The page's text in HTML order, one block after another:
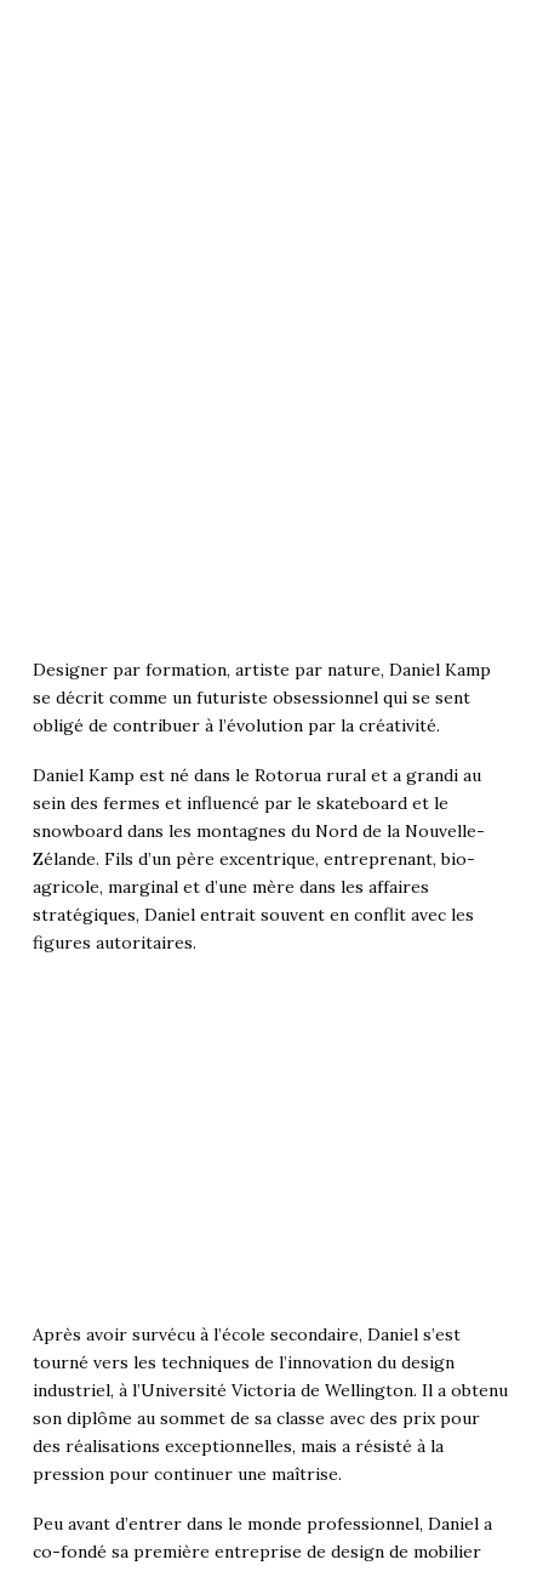
Designer par formation, artiste par nature, Daniel Kamp
se décrit comme un futuriste obsessionnel qui se sent
obligé de contribuer à l’évolution par la créativité.
Daniel Kamp est né dans le Rotorua rural et a grandi au
sein des fermes et influencé par le skateboard et le
snowboard dans les montagnes du Nord de la Nouvelle-
Zélande. Fils d’un père excentrique, entreprenant, bio-
agricole, marginal et d’une mère dans les affaires
stratégiques, Daniel entrait souvent en conflit avec les
figures autoritaires.
Après avoir survécu à l’école secondaire, Daniel s’est
tourné vers les techniques de l’innovation du design
industriel, à l’Université Victoria de Wellington. Il a obtenu
son diplôme au sommet de sa classe avec des prix pour
des réalisations exceptionnelles, mais a résisté à la
pression pour continuer une maîtrise.
Peu avant d’entrer dans le monde professionnel, Daniel a
co-fondé sa première entreprise de design de mobilier